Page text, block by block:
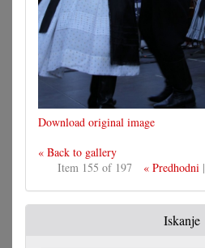
Download original image
« Back to gallery
Item 155 of 197
« Predhodni|
Iskanje